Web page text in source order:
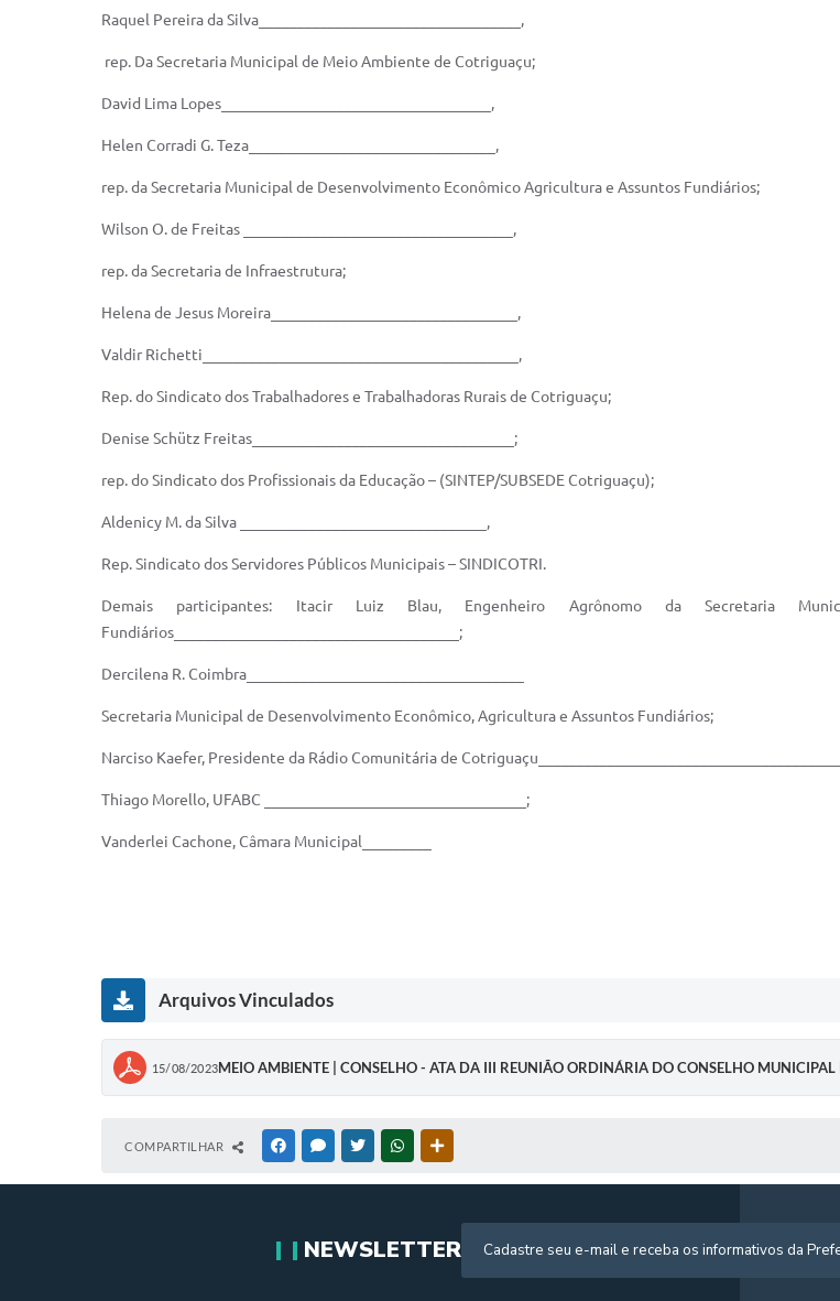
Raquel Pereira da Silva__________________________________,
rep. Da Secretaria Municipal de Meio Ambiente de Cotriguaçu;
David Lima Lopes___________________________________,
Helen Corradi G. Teza________________________________,
rep. da Secretaria Municipal de Desenvolvimento Econômico Agricultura e Assuntos Fundiários;
Wilson O. de Freitas ___________________________________,
rep. da Secretaria de Infraestrutura;
Helena de Jesus Moreira________________________________,
Valdir Richetti_________________________________________,
Rep. do Sindicato dos Trabalhadores e Trabalhadoras Rurais de Cotriguaçu;
Denise Schütz Freitas__________________________________;
rep. do Sindicato dos Profissionais da Educação – (SINTEP/SUBSEDE Cotriguaçu);
Aldenicy M. da Silva ________________________________,
Rep. Sindicato dos Servidores Públicos Municipais – SINDICOTRI.
Demais participantes: Itacir Luiz Blau, Engenheiro Agrônomo da Secretaria
Fundiários_____________________________________;
Dercilena R. Coimbra____________________________________
Secretaria Municipal de Desenvolvimento Econômico, Agricultura e Assuntos Fundiários;
Narciso Kaefer, Presidente da Rádio Comunitária de
Thiago Morello, UFABC __________________________________;
Vanderlei Cachone, Câmara Municipal_________
Arquivos Vinculados
15/08/2023MEIO AMBIENTE | CONSELHO - ATA DA III REUNIÃO ORDINÁRIA DO CONSELHO
COMPARTILHAR FACEBOOKMESSENGER
TWITTERWHATSAPP
NEWSLETTER